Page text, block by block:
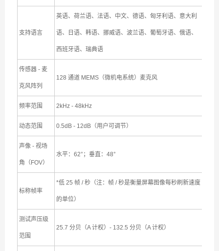
支持语言
英语、荷兰语、法语、中文、德语、匈牙利语、意大利
语、日语、韩语、挪威语、波兰语、葡萄牙语、俄语、
西班牙语、瑞典语
传感器 - 麦
克风阵列
128 通道 MEMS（微机电系统）麦克风
频率范围 2kHz - 48kHz
动态范围 0.5dB - 12dB（用户可调节）
声像 - 视场
角（FOV）
水平：62°；垂直：48°
标称帧率
*低 25 帧 / 秒（注：帧 / 秒是衡量屏幕图像每秒刷新速度
的单位）
测试声压级
范围
25.7 分贝（A 计权）- 132.5 分贝（A 计权）